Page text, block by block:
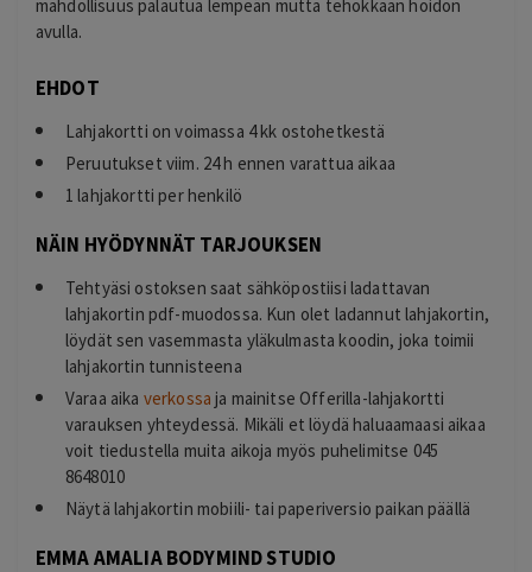
mahdollisuus palautua lempeän mutta tehokkaan hoidon
avulla.
EHDOT
Lahjakortti on voimassa 4 kk ostohetkestä
Peruutukset viim. 24 h ennen varattua aikaa
1 lahjakortti per henkilö
NÄIN HYÖDYNNÄT TARJOUKSEN
Tehtyäsi ostoksen saat sähköpostiisi ladattavan
lahjakortin pdf-muodossa. Kun olet ladannut lahjakortin,
löydät sen vasemmasta yläkulmasta koodin, joka toimii
lahjakortin tunnisteena
Varaa aika verkossa ja mainitse Offerilla-lahjakortti
varauksen yhteydessä. Mikäli et löydä haluaamaasi aikaa
voit tiedustella muita aikoja myös puhelimitse 045
8648010
Näytä lahjakortin mobiili- tai paperiversio paikan päällä
EMMA AMALIA BODYMIND STUDIO